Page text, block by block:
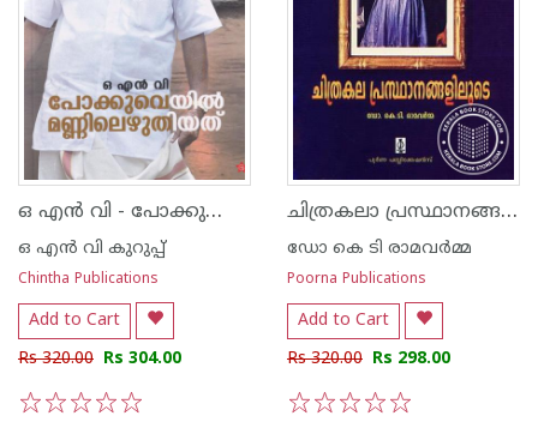
ഒ എന്‍ വി - പോക്കുവെയില്‍ മണ്ണിലെഴുതിയത്
ഒ എന്‍ വി കുറുപ്പ്‌
Chintha Publications
Add to Cart
Rs 320.00 Rs 304.00
ചിത്രകലാ പ്രസ്ഥാനങ്ങളിലൂടെ
ഡോ കെ ടി രാമവര്‍മ്മ
Poorna Publications
Add to Cart
Rs 320.00 Rs 298.00